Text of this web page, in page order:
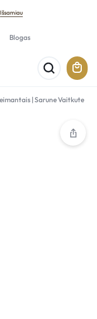
Išsamiau
Blogas
| Sarune Vaitkute